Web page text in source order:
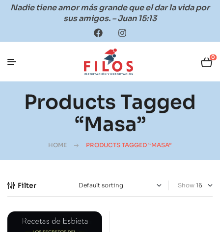
Nadie tiene amor más grande que el dar la vida por
sus amigos. – Juan 15:13
0
Products Tagged
“masa”
HOME PRODUCTS TAGGED “MASA”
Filter Show